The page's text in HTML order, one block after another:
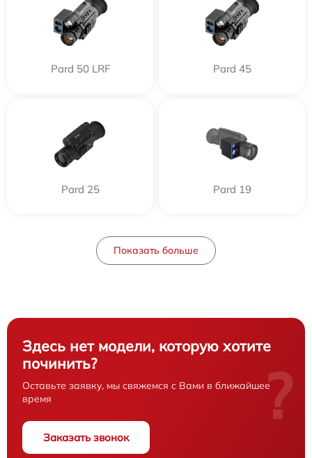
Pard 50 LRF Pard 45
Pard 25 Pard 19
Показать больше
Здесь нет модели, которую хотите
починить?
Оставьте заявку, мы свяжемся с Вами в ближайшее
время
Заказать звонок
?